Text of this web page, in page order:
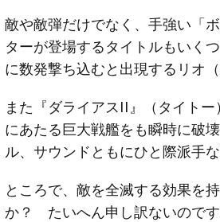
敵や敵弾だけでなく、手強い「
ターが登場するタイトルもいく
に数発撃ち込むと出現するリオ
また『ダライアスII』（タイト
にあたる巨大戦艦をも瞬時に破
ル、サウンドともにひと際派手
ところで、敵を全滅する効果を
か？ たいへん申し訳ないのです